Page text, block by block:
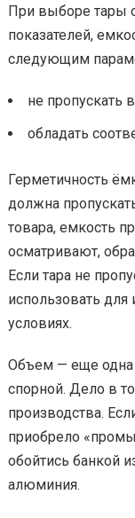
При выборе тары
показателей,
следующим
не пропускать
обладать
Герметичность
должна
товара, емкость
осматривают,
Если тара не
использовать
условиях.
Объем — еще одна
спорной. Дело в
производства.
приобрело
обойтись банкой
алюминия.